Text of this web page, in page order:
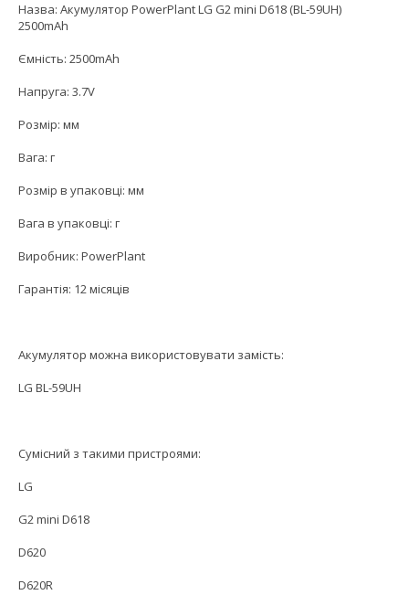
Назва: Акумулятор PowerPlant LG G2 mini D618 (BL-59UH)
2500mAh
Ємність: 2500mAh
Напруга: 3.7V
Розмір: мм
Вага: г
Розмір в упаковці: мм
Вага в упаковці: г
Виробник: PowerPlant
Гарантія: 12 місяців
Акумулятор можна використовувати замість:
LG BL-59UH
Сумісний з такими пристроями:
LG
G2 mini D618
D620
D620R